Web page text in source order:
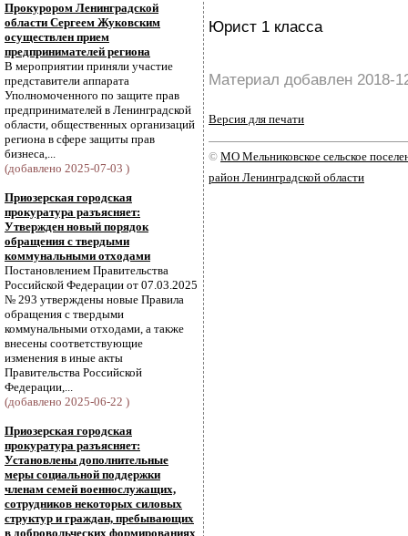
Прокурором Ленинградской
области Сергеем Жуковским
осуществлен прием
предпринимателей региона
В мероприятии приняли участие
представители аппарата
Уполномоченного по защите прав
предпринимателей в Ленинградской
области, общественных организаций
региона в сфере защиты прав
бизнеса,...
(добавлено 2025-07-03 )
Приозерская городская
прокуратура разъясняет:
Утвержден новый порядок
обращения с твердыми
коммунальными отходами
Постановлением Правительства
Российской Федерации от 07.03.2025
№ 293 утверждены новые Правила
обращения с твердыми
коммунальными отходами, а также
внесены соответствующие
изменения в иные акты
Правительства Российской
Федерации,...
(добавлено 2025-06-22 )
Приозерская городская
прокуратура разъясняет:
Установлены дополнительные
меры социальной поддержки
членам семей военнослужащих,
сотрудников некоторых силовых
структур и граждан, пребывающих
в добровольческих формированиях
Юрист 1 класса
Материал добавлен 2018-
Версия для печати
© МО Мельниковское сельское
район Ленинградской области